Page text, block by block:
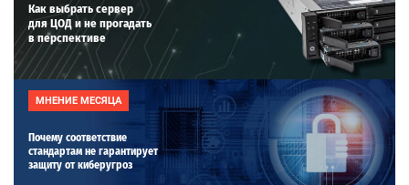
Как выбрать сервер
для ЦОД и не прогадать
в перспективе
МНЕНИЕ МЕСЯЦА
Почему соответствие
стандартам не гарантирует
защиту от киберугроз